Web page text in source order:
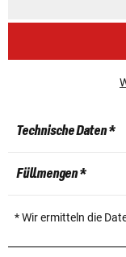
Technische Daten *
Füllmengen *
* Wir ermitteln die